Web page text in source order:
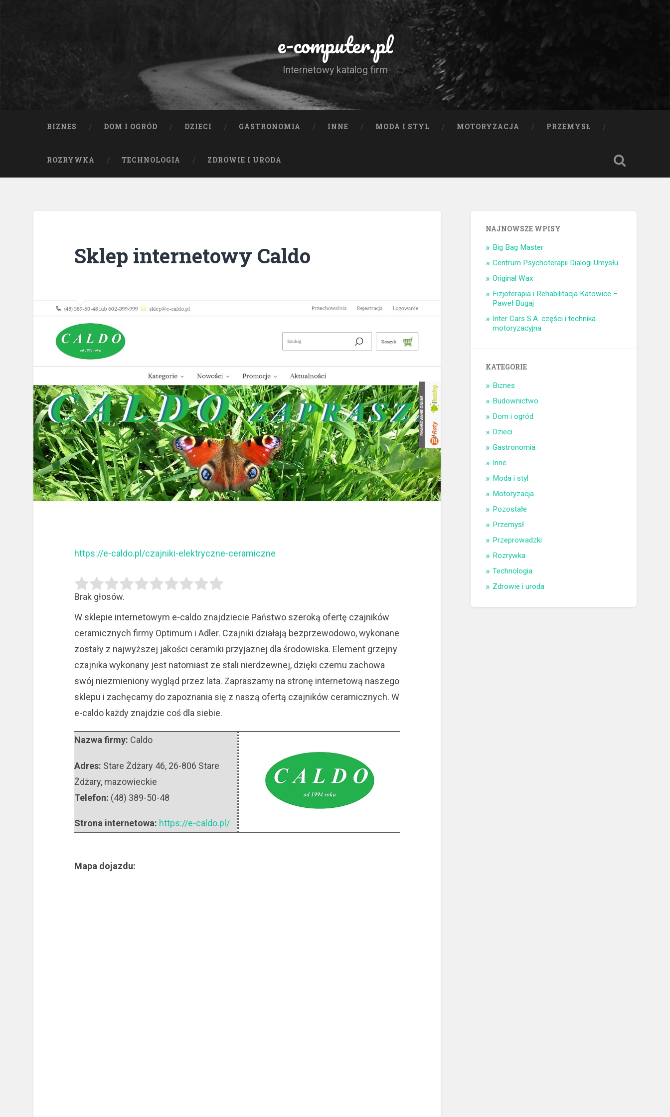
e-computer.pl
Internetowy katalog firm
BIZNES DOM I OGRÓD DZIECI GASTRONOMIA INNE MODA I STYL MOTORYZACJA PRZEMYSŁ
ROZRYWKA TECHNOLOGIA ZDROWIE I URODA
Sklep internetowy Caldo
https://e-caldo.pl/czajniki-elektryczne-ceramiczne
Brak głosów.
W sklepie internetowym e-caldo znajdziecie Państwo szeroką ofertę czajników
ceramicznych firmy Optimum i Adler. Czajniki działają bezprzewodowo, wykonane
zostały z najwyższej jakości ceramiki przyjaznej dla środowiska. Element grzejny
czajnika wykonany jest natomiast ze stali nierdzewnej, dzięki czemu zachowa
swój niezmieniony wygląd przez lata. Zapraszamy na stronę internetową naszego
sklepu i zachęcamy do zapoznania się z naszą ofertą czajników ceramicznych. W
e-caldo każdy znajdzie coś dla siebie.
Nazwa firmy: Caldo
Adres: Stare Żdżary 46, 26-806 Stare
Żdżary, mazowieckie
Telefon: (48) 389-50-48
Strona internetowa: https://e-caldo.pl/
Mapa dojazdu:
NAJNOWSZE WPISY
Big Bag Master
Centrum Psychoterapii Dialogi Umysłu
Original Wax
Fizjoterapia i Rehabilitacja Katowice –
Paweł Bugaj
Inter Cars S.A. części i technika
motoryzacyjna
KATEGORIE
Biznes
Budownictwo
Dom i ogród
Dzieci
Gastronomia
Inne
Moda i styl
Motoryzacja
Pozostałe
Przemysł
Przeprowadzki
Rozrywka
Technologia
Zdrowie i uroda